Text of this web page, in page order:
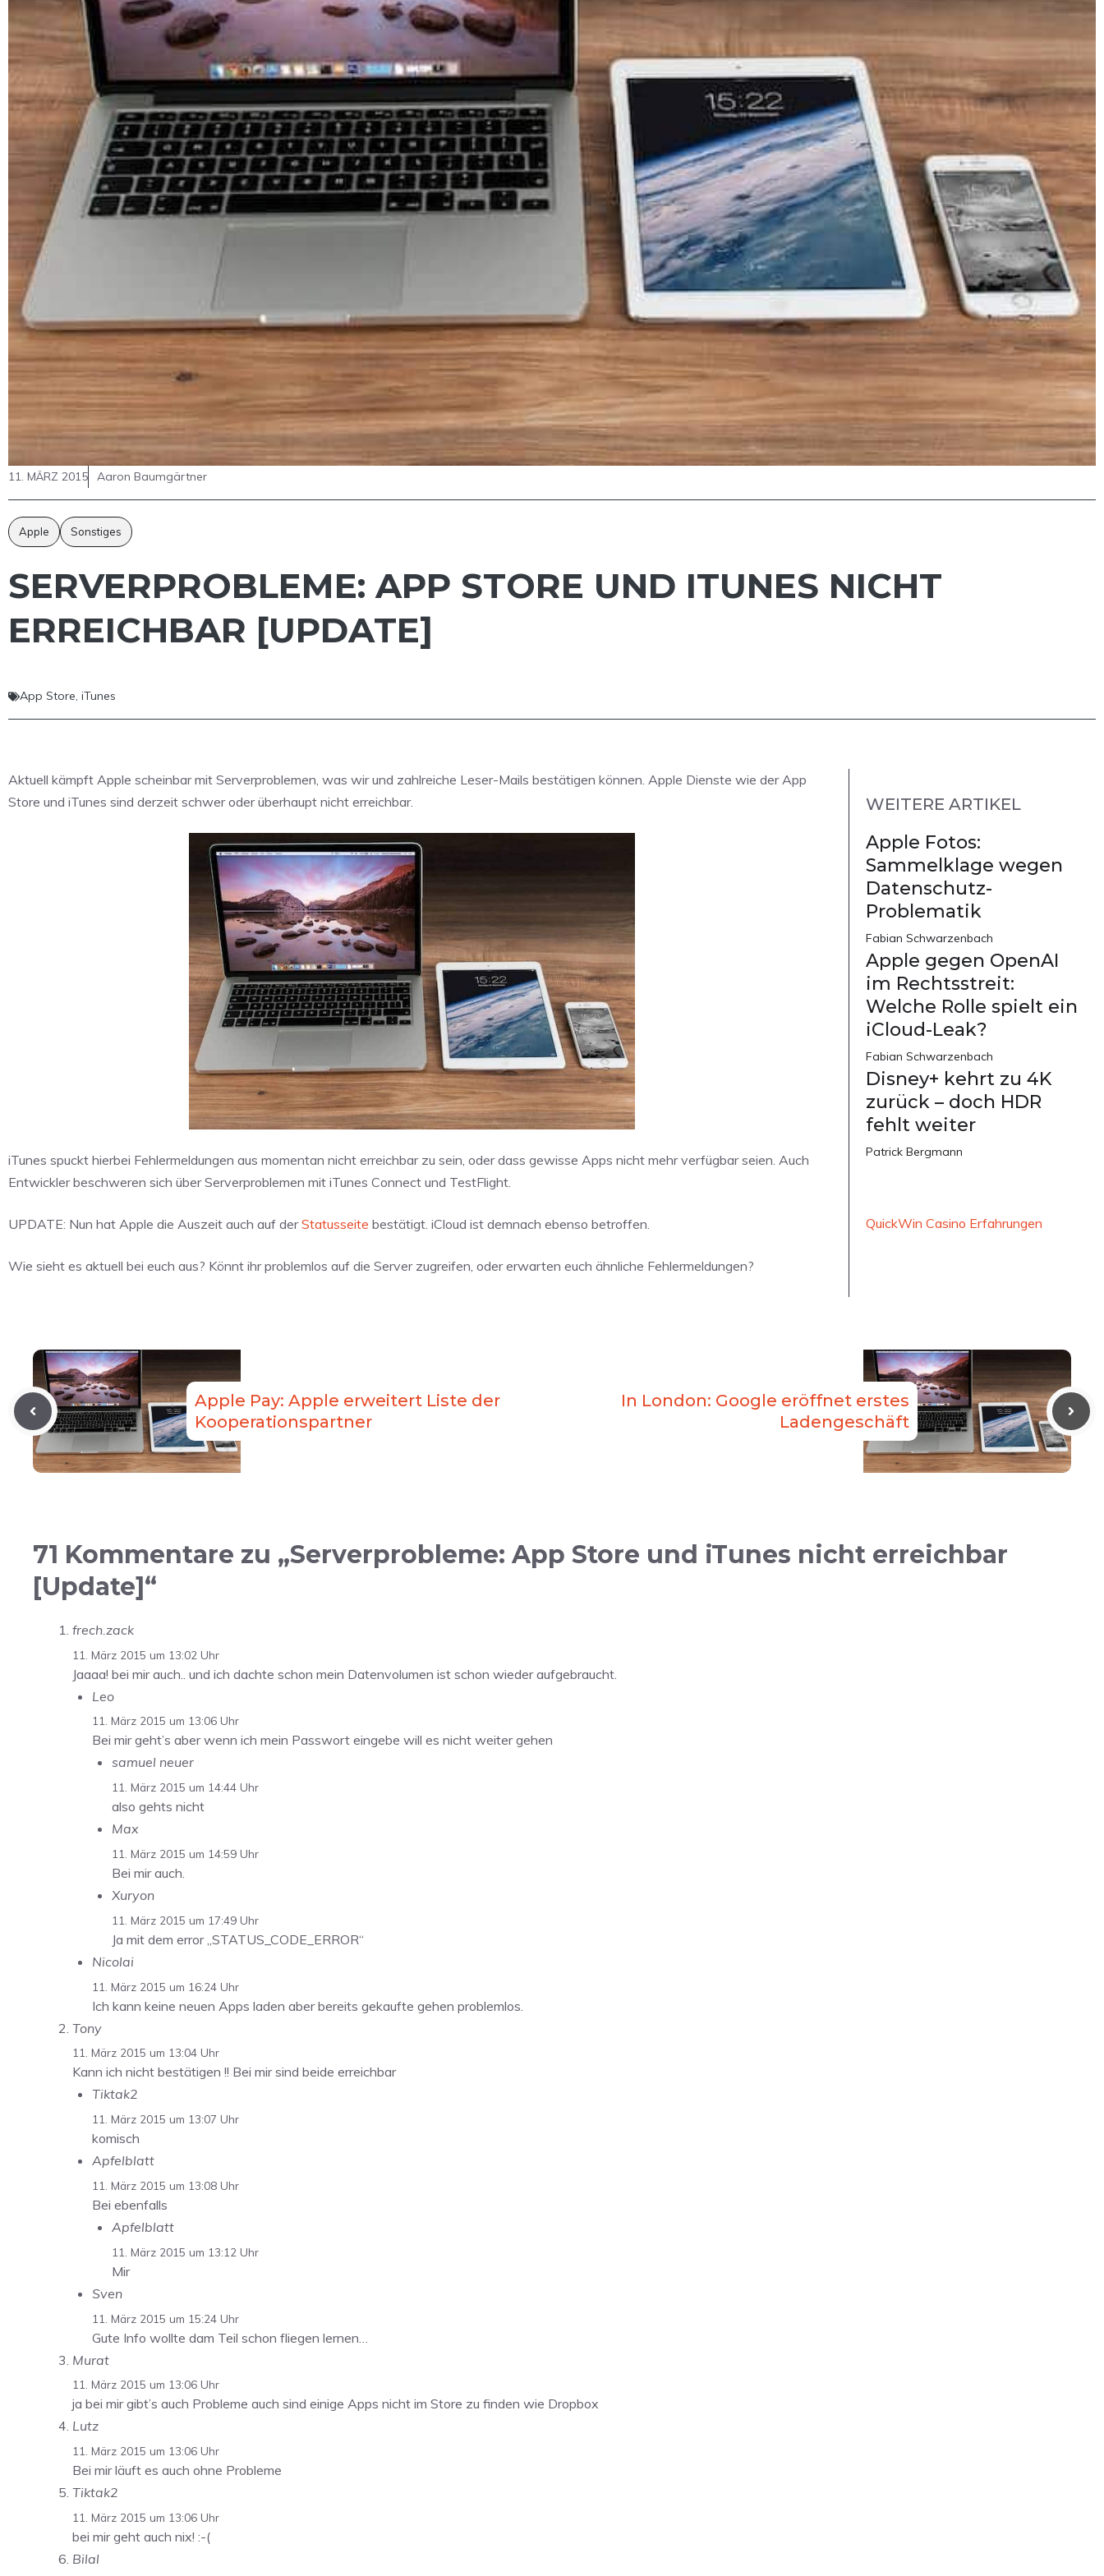
11. MÄRZ 2015 Aaron Baumgärtner
Apple Sonstiges
SERVERPROBLEME: APP STORE UND ITUNES NICHT
ERREICHBAR [UPDATE]
App Store, iTunes
Aktuell kämpft Apple scheinbar mit Serverproblemen, was wir und zahlreiche Leser-Mails bestätigen können. Apple Dienste wie der App
Store und iTunes sind derzeit schwer oder überhaupt nicht erreichbar.
iTunes spuckt hierbei Fehlermeldungen aus momentan nicht erreichbar zu sein, oder dass gewisse Apps nicht mehr verfügbar seien. Auch
Entwickler beschweren sich über Serverproblemen mit iTunes Connect und TestFlight.
UPDATE: Nun hat Apple die Auszeit auch auf derStatusseite bestätigt. iCloud ist demnach ebenso betroffen.
Wie sieht es aktuell bei euch aus? Könnt ihr problemlos auf die Server zugreifen, oder erwarten euch ähnliche Fehlermeldungen?
WEITERE ARTIKEL
Apple Fotos:
Sammelklage wegen
Datenschutz-
Problematik
Fabian Schwarzenbach
Apple gegen OpenAI
im Rechtsstreit:
Welche Rolle spielt ein
iCloud-Leak?
Fabian Schwarzenbach
Disney+ kehrt zu 4K
zurück – doch HDR
fehlt weiter
Patrick Bergmann
QuickWin Casino Erfahrungen
Apple Pay: Apple erweitert Liste der
Kooperationspartner
In London: Google eröffnet erstes
Ladengeschäft
71 Kommentare zu „Serverprobleme: App Store und iTunes nicht erreichbar
[Update]“
frech.zack
11. März 2015 um 13:02 Uhr
Jaaaa! bei mir auch.. und ich dachte schon mein Datenvolumen ist schon wieder aufgebraucht.
Leo
11. März 2015 um 13:06 Uhr
Bei mir geht’s aber wenn ich mein Passwort eingebe will es nicht weiter gehen
samuel neuer
11. März 2015 um 14:44 Uhr
also gehts nicht
Max
11. März 2015 um 14:59 Uhr
Bei mir auch.
Xuryon
11. März 2015 um 17:49 Uhr
Ja mit dem error „STATUS_CODE_ERROR“
Nicolai
11. März 2015 um 16:24 Uhr
Ich kann keine neuen Apps laden aber bereits gekaufte gehen problemlos.
Tony
11. März 2015 um 13:04 Uhr
Kann ich nicht bestätigen !! Bei mir sind beide erreichbar
Tiktak2
11. März 2015 um 13:07 Uhr
komisch
Apfelblatt
11. März 2015 um 13:08 Uhr
Bei ebenfalls
Apfelblatt
11. März 2015 um 13:12 Uhr
Mir
Sven
11. März 2015 um 15:24 Uhr
Gute Info wollte dam Teil schon fliegen lernen…
Murat
11. März 2015 um 13:06 Uhr
ja bei mir gibt’s auch Probleme auch sind einige Apps nicht im Store zu finden wie Dropbox
Lutz
11. März 2015 um 13:06 Uhr
Bei mir läuft es auch ohne Probleme
Tiktak2
11. März 2015 um 13:06 Uhr
bei mir geht auch nix! :-(
Bilal